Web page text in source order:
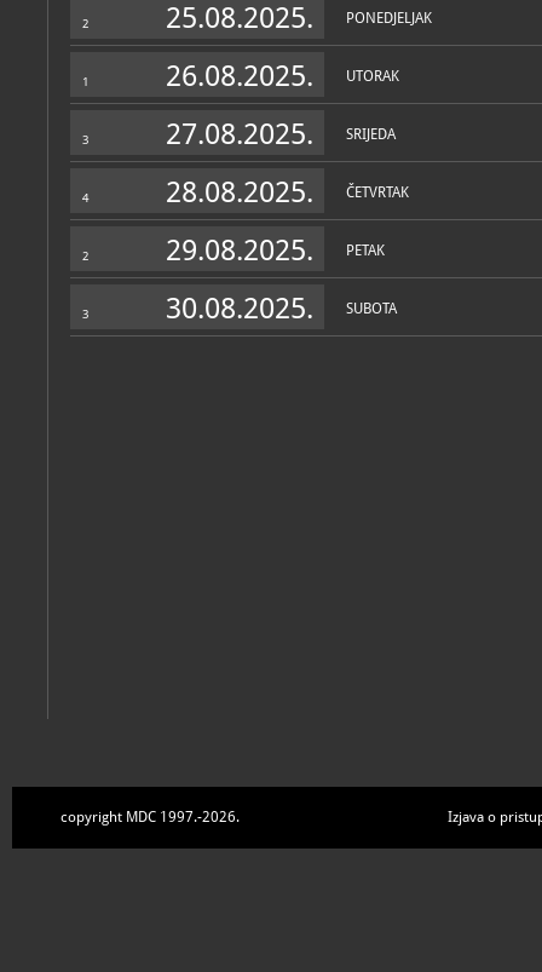
2 25.08.2025. PONEDJELJAK
1 26.08.2025. UTORAK
3 27.08.2025. SRIJEDA
4 28.08.2025. ČETVRTAK
2 29.08.2025. PETAK
3 30.08.2025. SUBOTA
copyright MDC 1997.-2026. Izjava o